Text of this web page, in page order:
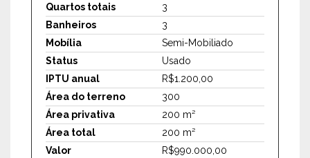
Quartos totais
3
Banheiros
3
Mobília
Semi-Mobiliado
Status
Usado
IPTU anual
R$1.200,00
Área do terreno
300
Área privativa
200 m²
Área total
200 m²
Valor
R$990.000,00